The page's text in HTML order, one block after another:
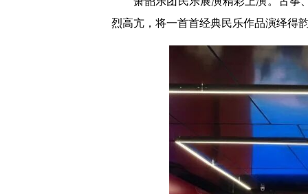
烈高亢，将一首首经典民乐作品演绎得